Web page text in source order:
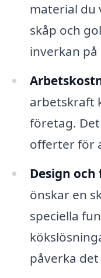
material du
skåp och
inverkan
arbetskraft
företag.
offerter för
Design
önskar en
speciella
påverka